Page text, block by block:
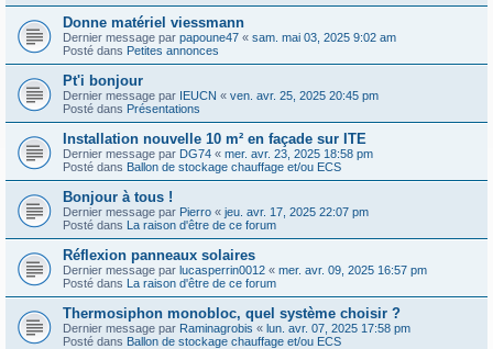
Donne matériel viessmann
Dernier message par papoune47 « sam. mai 03, 2025 9:02 am
Posté dans Petites annonces
Pt'i bonjour
Dernier message par IEUCN « ven. avr. 25, 2025 20:45 pm
Posté dans Présentations
Installation nouvelle 10 m² en façade sur ITE
Dernier message par DG74 « mer. avr. 23, 2025 18:58 pm
Posté dans Ballon de stockage chauffage et/ou ECS
Bonjour à tous !
Dernier message par Pierro « jeu. avr. 17, 2025 22:07 pm
Posté dans La raison d'être de ce forum
Réflexion panneaux solaires
Dernier message par lucasperrin0012 « mer. avr. 09, 2025 16:57 pm
Posté dans La raison d'être de ce forum
Thermosiphon monobloc, quel système choisir ?
Dernier message par Raminagrobis « lun. avr. 07, 2025 17:58 pm
Posté dans Ballon de stockage chauffage et/ou ECS